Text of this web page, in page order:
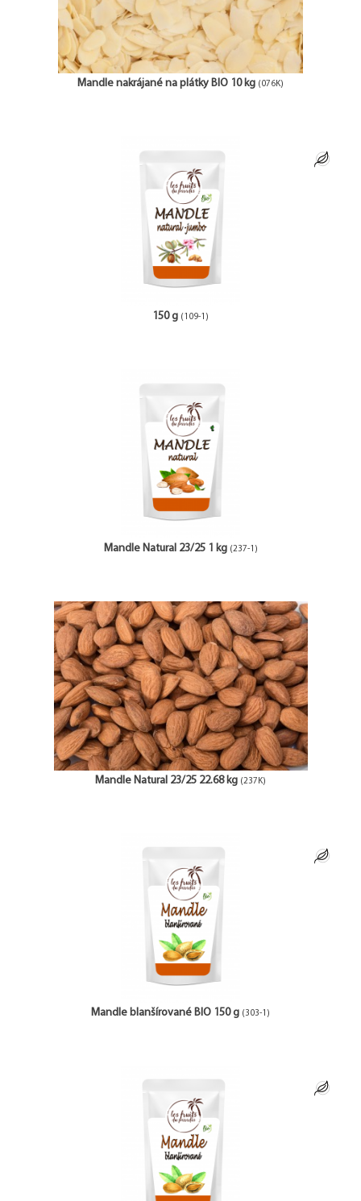
Mandle nakrájané na plátky BIO 10 kg (076K)
150 g (109-1)
Mandle Natural 23/25 1 kg (237-1)
Mandle Natural 23/25 22.68 kg (237K)
Mandle blanšírované BIO 150 g (303-1)